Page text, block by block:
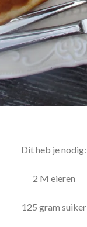
Dit heb je nodig:
2 M eieren
125 gram suiker